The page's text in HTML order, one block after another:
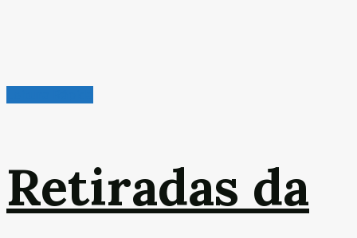
Retiradas da